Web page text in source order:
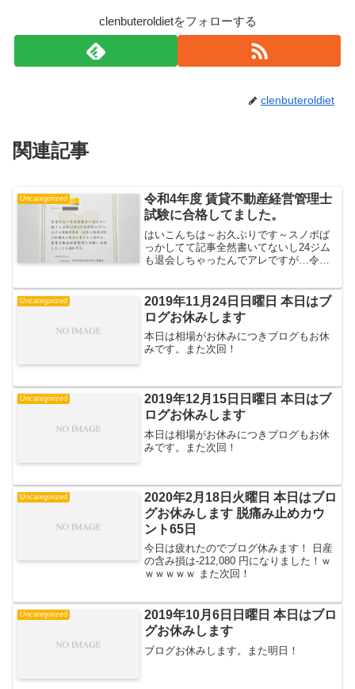
clenbuteroldietをフォローする
clenbuteroldiet
関連記事
Uncategorized
令和4年度 賃貸不動産経営管理士
試験に合格してました。
はいこんちは～お久ぶりです～スノボば
っかしてて記事全然書いてないし24ジム
も退会しちゃったんでアレですが…令和4
ほぼノー勉で受かりましたｗｗｗぶっち
ゃけ宅建持ちなん...
Uncategorized
2019年11月24日日曜日 本日はブ
ログお休みします
本日は相場がお休みにつきブログもお休
みです。また次回！
Uncategorized
2019年12月15日日曜日 本日はブ
ログお休みします
本日は相場がお休みにつきブログもお休
みです。また次回！
Uncategorized
2020年2月18日火曜日 本日はブロ
グお休みします 脱痛み止めカウ
ント65日
今日は疲れたのでブログ休みます！ 日産
の含み損は-212,080 円になりました！ｗ
ｗｗｗｗｗ また次回！
Uncategorized
2019年10月6日日曜日 本日はブロ
グお休みします
ブログお休みします。また明日！